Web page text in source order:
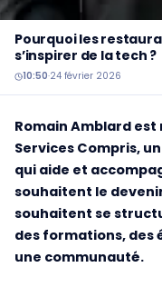
Pourquoi les
s’inspirer de la tech ?
10:50·24 février 2026
Romain Amblard
Services Compris,
qui aide et
souhaitent le
souhaitent se
des formations, des
une communauté.